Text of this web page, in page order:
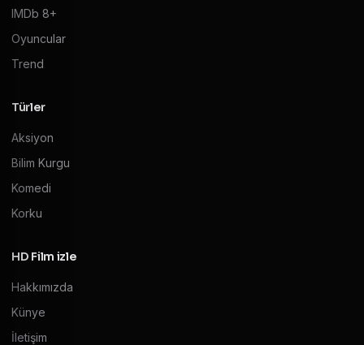
IMDb 8+
Oyuncular
Trend
Türler
Aksiyon
Bilim Kurgu
Komedi
Korku
HD Film izle
Hakkımızda
Künye
İletişim